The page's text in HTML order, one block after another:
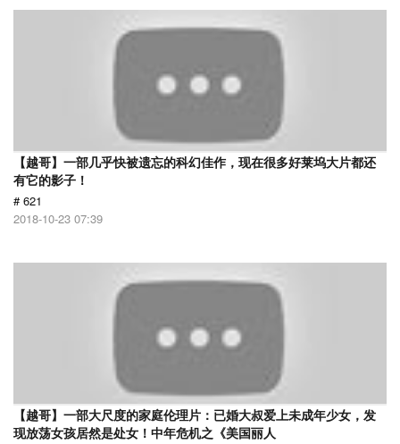
【越哥】一部几乎快被遗忘的科幻佳作，现在很多好莱坞大片都还
有它的影子！
# 621
2018-10-23 07:39
【越哥】一部大尺度的家庭伦理片：已婚大叔爱上未成年少女，发
现放荡女孩居然是处女！中年危机之《美国丽人